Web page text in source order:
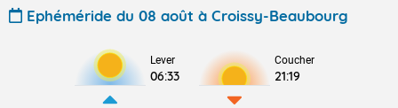
Ephéméride du 08 août à Croissy-Beaubourg
Lever
06:33
Coucher
21:19